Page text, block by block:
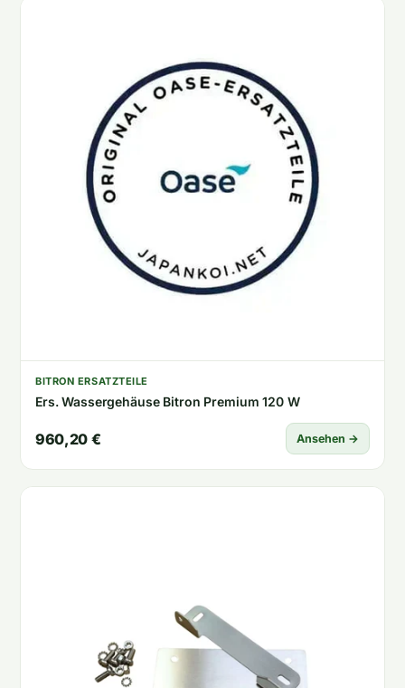
BITRON ERSATZTEILE
Ers. Wassergehäuse Bitron Premium 120 W
960,20 € Ansehen →